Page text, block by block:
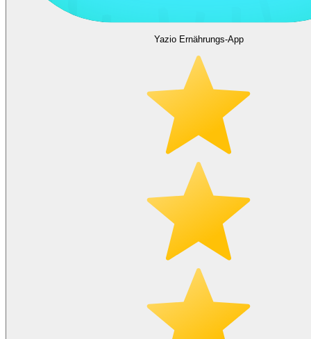
Yazio Ernährungs-App